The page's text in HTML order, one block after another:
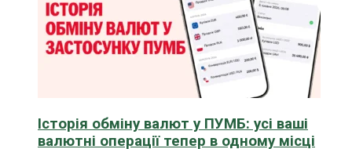
Історія обміну валют у ПУМБ: усі ваші
валютні операції тепер в одному місці